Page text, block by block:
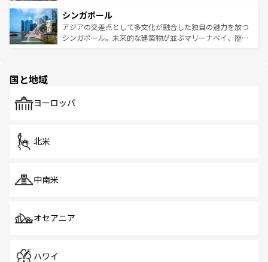
参照してほしい。
激する。気候は一年中温暖で、どの季節にも異なる楽しみ
が待っている。親しみやすいタイの人々、仏教を中心とし
た文化、そして多様な観光資源が、訪れる旅人を魅了し続
み、どこを訪れても感動するはず。観光スポットが密集し
ており、効率よく見どころを回れるのも魅力。息をのむよ
うな絶景から文化的な体験まで、香港を存分に楽しみ尽く
シンガポール
アジアの交差点として多文化が融合した独自の魅力を放つ
シンガポール。未来的な建築物が並ぶマリーナベイ、歴史
で、ホーカーズは地元の風情を楽しめる外せないスポット
国と地域
ヨーロッパ
北米
中南米
オセアニア
ハワイ